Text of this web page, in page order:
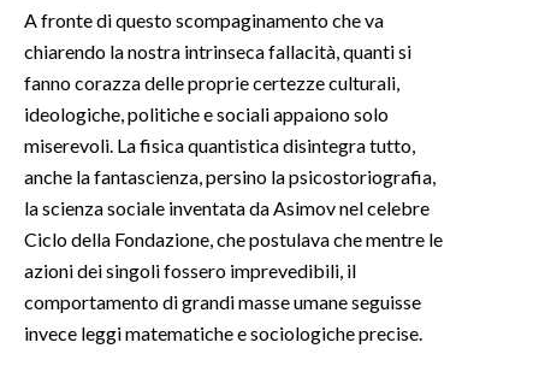
A fronte di questo scompaginamento che va
chiarendo la nostra intrinseca fallacità, quanti si
fanno corazza delle proprie certezze culturali,
ideologiche, politiche e sociali appaiono solo
miserevoli. La fisica quantistica disintegra tutto,
anche la fantascienza, persino la psicostoriografia,
la scienza sociale inventata da Asimov nel celebre
Ciclo della Fondazione, che postulava che mentre le
azioni dei singoli fossero imprevedibili, il
comportamento di grandi masse umane seguisse
invece leggi matematiche e sociologiche precise.